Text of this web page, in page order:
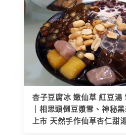
杏子豆腐冰 嫩仙草 紅豆湯
｜相思頭倒豆漿雪、神秘
上市 天然手作仙草杏仁甜